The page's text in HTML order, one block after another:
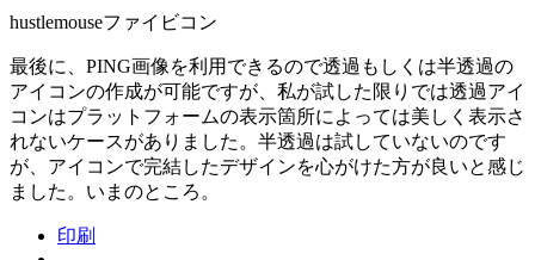
hustlemouseファイビコン
最後に、PING画像を利用できるので透過もしくは半透過の
アイコンの作成が可能ですが、私が試した限りでは透過アイ
コンはプラットフォームの表示箇所によっては美しく表示さ
れないケースがありました。半透過は試していないのです
が、アイコンで完結したデザインを心がけた方が良いと感じ
ました。いまのところ。
印刷